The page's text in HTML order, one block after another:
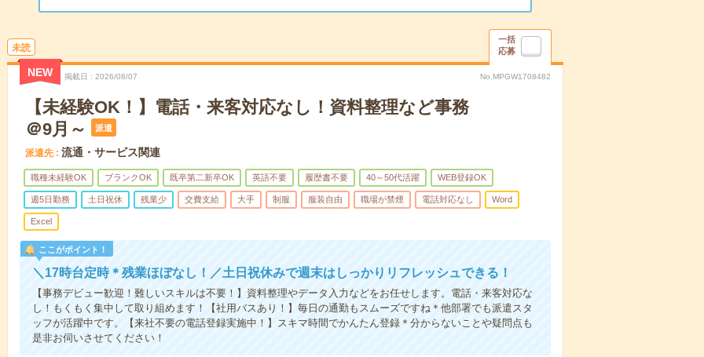
未読
一括
応募
NEW 掲載日 2026/08/07 No.MPGW1708482
【未経験OK！】電話・来客対応なし！資料整理など事務
＠9月～
派遣
派遣先 流通・サービス関連
職種未経験OK ブランクOK 既卒第二新卒OK 英語不要 履歴書不要 40～50代活躍 WEB登録OK
週5日勤務 土日祝休 残業少 交費支給 大手 制服 服装自由 職場が禁煙 電話対応なし Word
Excel
ここがポイント！
＼17時台定時＊残業ほぼなし！／土日祝休みで週末はしっかりリフレッシュできる！
【事務デビュー歓迎！難しいスキルは不要！】資料整理やデータ入力などをお任せします。電話・来客対応な
し！もくもく集中して取り組めます！【社用バスあり！】毎日の通勤もスムーズですね＊他部署でも派遣スタ
ッフが活躍中です。【来社不要の電話登録実施中！】スキマ時間でかんたん登録＊分からないことや疑問点も
是非お伺いさせてください！